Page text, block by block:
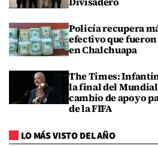
Policía recupera
efectivo que
en Chalchuapa
The Times:
la final del Mundial
cambio de apoyo
de la FIFA
LO MÁS VISTO DEL AÑO